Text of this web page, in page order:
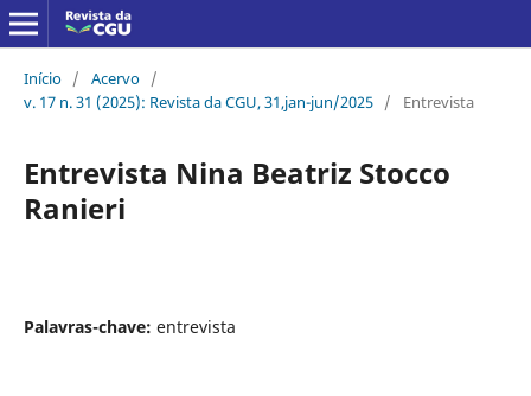
Início / Acervo /
v. 17 n. 31 (2025): Revista da CGU, 31,jan-jun/2025 / Entrevista
Entrevista Nina Beatriz Stocco
Ranieri
Palavras-chave: entrevista